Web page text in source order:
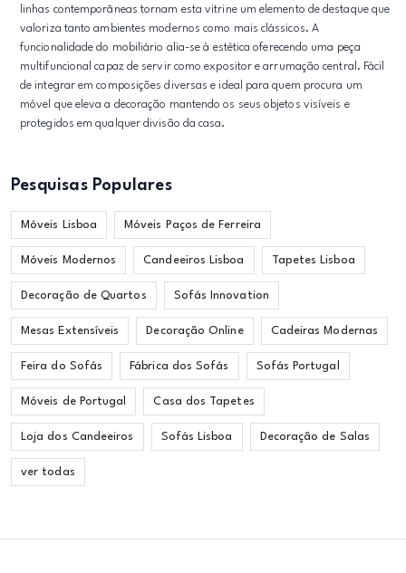
linhas contemporâneas tornam esta vitrine um elemento de destaque que
valoriza tanto ambientes modernos como mais clássicos. A
funcionalidade do mobiliário alia-se à estética oferecendo uma peça
multifuncional capaz de servir como expositor e arrumação central. Fácil
de integrar em composições diversas e ideal para quem procura um
móvel que eleva a decoração mantendo os seus objetos visíveis e
protegidos em qualquer divisão da casa.
Pesquisas Populares
Móveis Lisboa Móveis Paços de Ferreira
Móveis Modernos Candeeiros Lisboa Tapetes Lisboa
Decoração de Quartos Sofás Innovation
Mesas Extensíveis Decoração Online Cadeiras Modernas
Feira do Sofás Fábrica dos Sofás Sofás Portugal
Móveis de Portugal Casa dos Tapetes
Loja dos Candeeiros Sofás Lisboa Decoração de Salas
ver todas